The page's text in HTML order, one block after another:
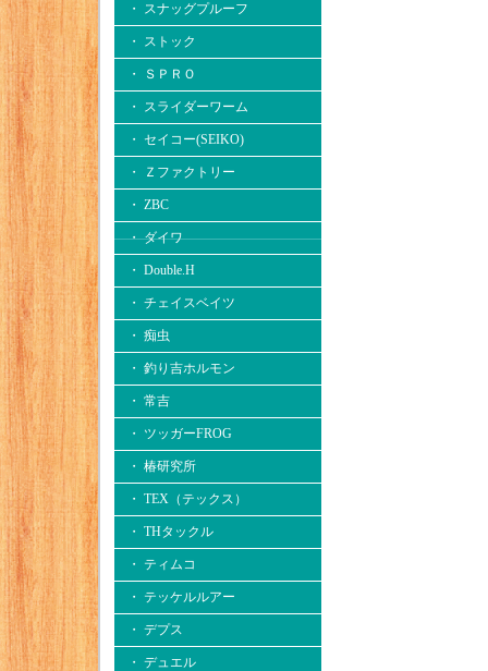
・ スナッグプルーフ
・ ストック
・ ＳＰＲＯ
・ スライダーワーム
・ セイコー(SEIKO)
・ Ｚファクトリー
・ ZBC
・ ダイワ
・ Double.H
・ チェイスベイツ
・ 痴虫
・ 釣り吉ホルモン
・ 常吉
・ ツッガーFROG
・ 椿研究所
・ TEX（テックス）
・ THタックル
・ ティムコ
・ テッケルルアー
・ デプス
・ デュエル